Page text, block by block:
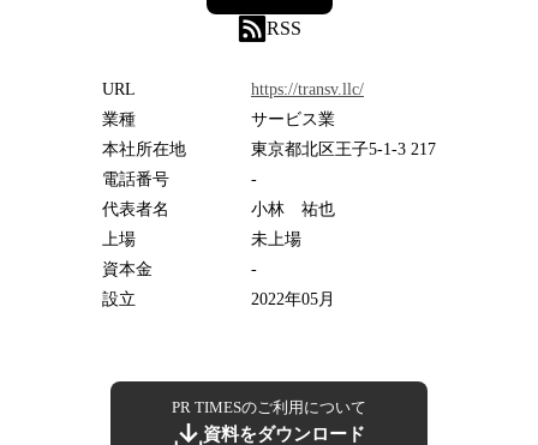
RSS
URL
https://transv.llc/
業種
サービス業
本社所在地
東京都北区王子5-1-3 217
電話番号
-
代表者名
小林 祐也
上場
未上場
資本金
-
設立
2022年05月
PR TIMESのご利用について
資料をダウンロード